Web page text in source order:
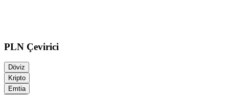
PLN Çevirici
Döviz
Kripto
Emtia